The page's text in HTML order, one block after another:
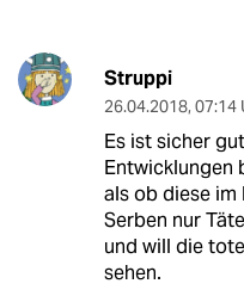
Struppi
26.04.2018, 07:14
Es ist sicher
Entwicklungen
als ob diese im
Serben nur
und will die
sehen.